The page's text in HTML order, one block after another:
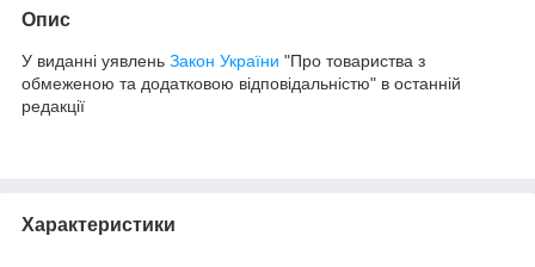
Опис
У виданні уявлень Закон України "Про товариства з
обмеженою та додатковою відповідальністю" в останній
редакції
Характеристики